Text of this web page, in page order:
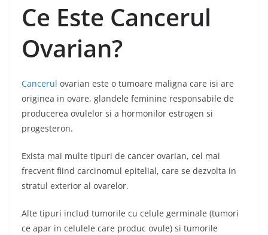
Ce Este Cancerul
Ovarian?
Cancerul ovarian este o tumoare maligna care isi are
originea in ovare, glandele feminine responsabile de
producerea ovulelor si a hormonilor estrogen si
progesteron.
Exista mai multe tipuri de cancer ovarian, cel mai
frecvent fiind carcinomul epitelial, care se dezvolta in
stratul exterior al ovarelor.
Alte tipuri includ tumorile cu celule germinale (tumori
ce apar in celulele care produc ovule) si tumorile